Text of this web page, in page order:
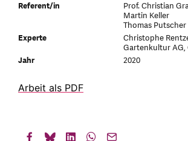
Referent/in
Prof. Christian
Martin Keller
Thomas Putscher
Experte
Christophe
Gartenkultur AG,
Jahr
2020
Arbeit als PDF